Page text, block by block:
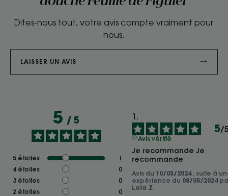
Dites-nous tout, votre avis compte vraiment pour
nous.
LAISSER UN AVIS
5/ 5
5 étoiles
1
4 étoiles
0
3 étoiles
0
2 étoiles
0
5/5
Avis vérifié
Je recommande Je
recommande
Avis du 10/05/2024 , suite à
expérience du 08/05/2024
Lola Z.